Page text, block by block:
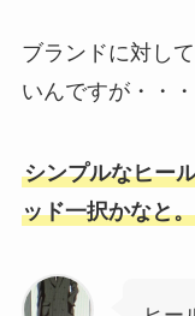
ブランドに対し
いんですが・・・
シンプルなヒー
ッド一択かなと。